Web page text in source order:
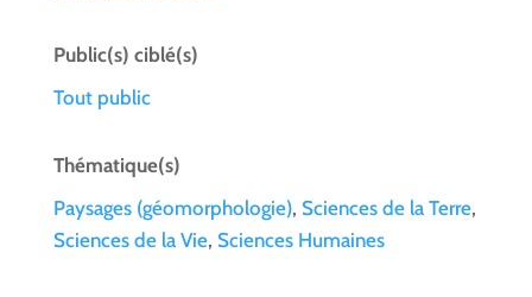
Public(s) ciblé(s)
Tout public
Thématique(s)
Paysages (géomorphologie), Sciences de la Terre,
Sciences de la Vie, Sciences Humaines